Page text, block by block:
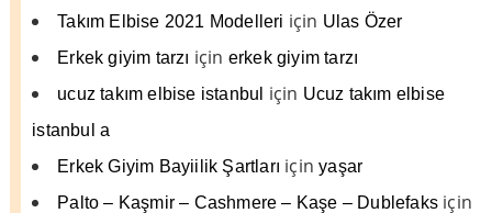
Takım Elbise 2021 Modelleri için Ulas Özer
Erkek giyim tarzı için erkek giyim tarzı
ucuz takım elbise istanbul
için Ucuz takım elbise
istanbul a
Erkek Giyim Bayiilik Şartları içinyaşar
Palto – Kaşmir – Cashmere – Kaşe – Dublefaksiçin